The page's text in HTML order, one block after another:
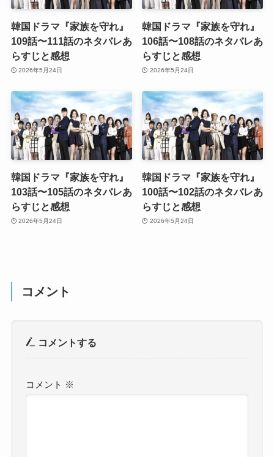
韓国ドラマ『家族を守れ』
109話〜111話のネタバレあ
らすじと感想
2026年5月24日
韓国ドラマ『家族を守れ』
106話〜108話のネタバレあ
らすじと感想
2026年5月24日
韓国ドラマ『家族を守れ』
103話〜105話のネタバレあ
らすじと感想
2026年5月24日
韓国ドラマ『家族を守れ』
100話〜102話のネタバレあ
らすじと感想
2026年5月24日
コメント
コメントする
コメント ※